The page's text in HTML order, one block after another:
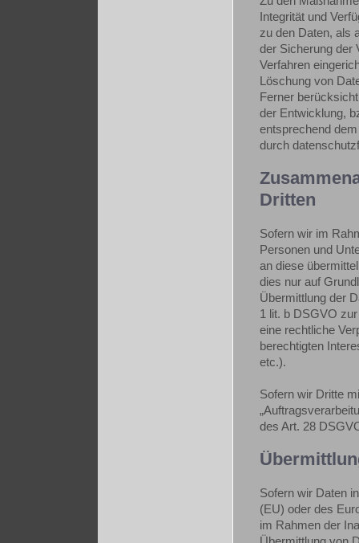
Integrität und
zu den Daten, als
der Sicherung der
Verfahren
Löschung von
Ferner
der Entwicklung,
entsprechend
durch
Dritten
Sofern wir im
Personen und
an diese
dies nur auf
Übermittlung der
1 lit. b DSGVO
eine rechtliche
berechtigten
etc.).
Sofern wir Dritte
des Art. 28
Sofern wir Daten
(EU) oder des
im Rahmen der